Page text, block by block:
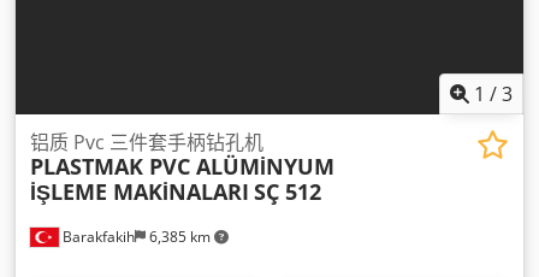
1 /3
Barakfakih 6,385 km
铝质 Pvc 三件套手柄钻孔机
PLASTMAK PVC ALÜMİNYUM
İŞLEME MAKİNALARI SÇ 512